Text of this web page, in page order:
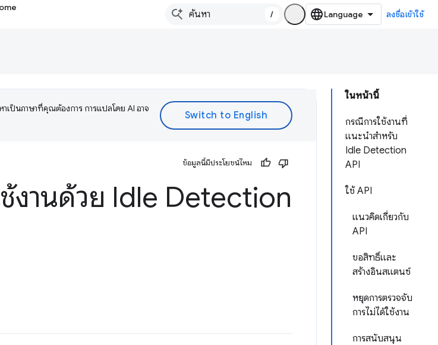
/ ลงชื่อเข้าใช้
ในหน้านี้
กรณีการใช้งานที่
แนะนำสำหรับ
Idle Detection
API
ใช้ API
แนวคิดเกี่ยวกับ
API
ขอสิทธิ์และ
สร้างอินสแตนซ์
หยุดการตรวจจับ
การไม่ได้ใช้งาน
การสนับสนุน
เป็นภาษาที่คุณต้องการ การแปลโดย AI อาจ
ข้อมูลนี้มีประโยชน์ไหม
งานด้วย Idle Detection